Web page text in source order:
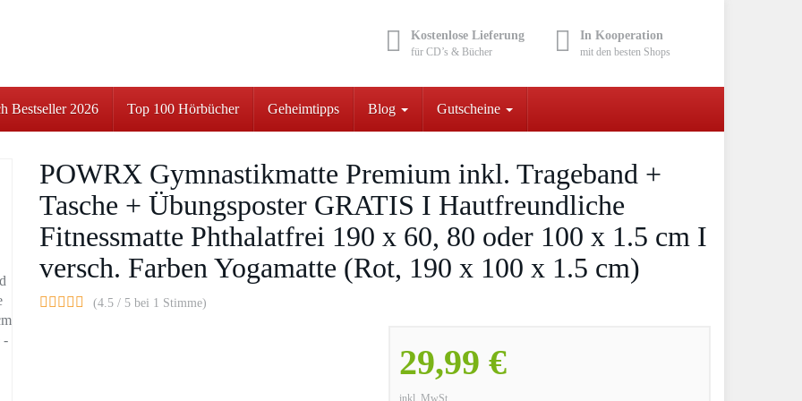
Kostenlose Lieferung
für CD’s & Bücher
In Kooperation
mit den besten Shops
Bestseller 2026 Top 100 Hörbücher Geheimtipps Blog Gutscheine
POWRX Gymnastikmatte Premium inkl. Trageband +
Tasche + Übungsposter GRATIS I Hautfreundliche
Fitnessmatte Phthalatfrei 190 x 60, 80 oder 100 x 1.5 cm I
versch. Farben Yogamatte (Rot, 190 x 100 x 1.5 cm)
(4.5 / 5 bei 1 Stimme)
29,99 €
inkl. MwSt.